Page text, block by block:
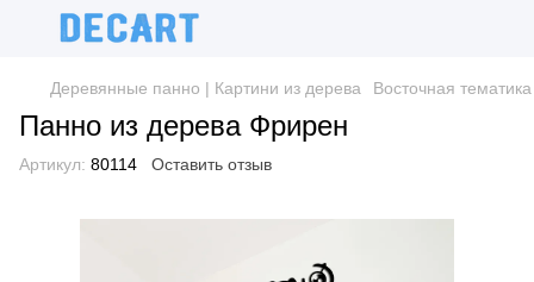
Деревянные панно | Картини из дерева Восточная
Панно из дерева Фрирен
Артикул: 80114 Оставить отзыв